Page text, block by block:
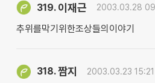
319. 이재근 2003.03.28
추위를막기위한조상들의이야기
318.짬지 2003.03.23 15:21